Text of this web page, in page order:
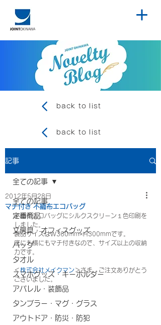
back to list
back to list
記事
全ての記事
定番商品
文房具・オフィスグッズ
バッグ
タオル
スマホグッズ・キーホルダー
アパレル・装飾品
タンブラー・マグ・グラス
アウトドア・防災・防犯
全ての記事
マチ付き 不織布エコバッグ
2012年5月28日
不織布エコバッグにシルクスクリーン１色印刷を
しました。
製品サイズはW360mm×H300mmです。
底にも横にもマチ付きなので、サイズ以上の収納
力です。
＜株式会社メイクマン ＞さま、ご注文ありがとう
ございました。